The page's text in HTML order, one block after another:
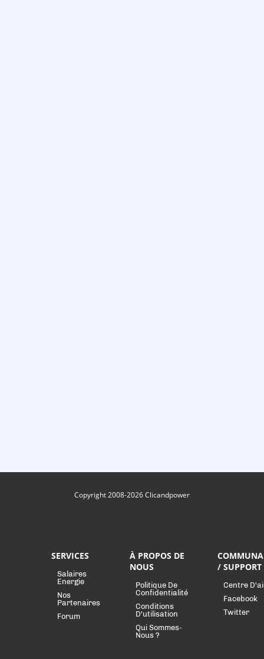
Copyright 2008-2026 Clicandpower
SERVICES
Salaires
Energie
Nos
Partenaires
Forum
À PROPOS DE
NOUS
Politique De
Confidentialité
Conditions
D'utilisation
Qui Sommes-
Nous ?
/ SUPPORT
Centre
Facebook
Twitter